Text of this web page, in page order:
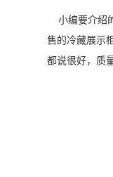
小编要介绍
售的冷藏展示
都说很好，质